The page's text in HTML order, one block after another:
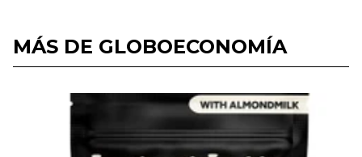
MÁS DE GLOBOECONOMÍA